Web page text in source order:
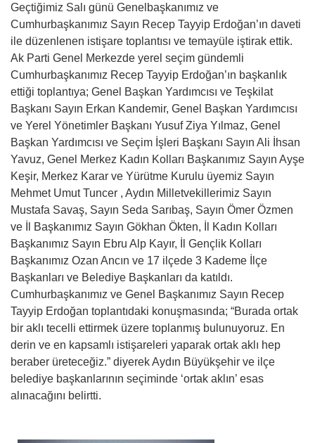
Geçtiğimiz Salı günü Genelbaşkanımız ve
Cumhurbaşkanımız Sayın Recep Tayyip Erdoğan’ın daveti
ile düzenlenen istişare toplantısı ve temayüle iştirak ettik.
Ak Parti Genel Merkezde yerel seçim gündemli
Cumhurbaşkanımız Recep Tayyip Erdoğan’ın başkanlık
ettiği toplantıya; Genel Başkan Yardımcısı ve Teşkilat
Başkanı Sayın Erkan Kandemir, Genel Başkan Yardımcısı
ve Yerel Yönetimler Başkanı Yusuf Ziya Yılmaz, Genel
Başkan Yardımcısı ve Seçim İşleri Başkanı Sayın Ali İhsan
Yavuz, Genel Merkez Kadın Kolları Başkanımız Sayın Ayşe
Keşir, Merkez Karar ve Yürütme Kurulu üyemiz Sayın
Mehmet Umut Tuncer , Aydın Milletvekillerimiz Sayın
Mustafa Savaş, Sayın Seda Sarıbaş, Sayın Ömer Özmen
ve İl Başkanımız Sayın Gökhan Ökten, İl Kadın Kolları
Başkanımız Sayın Ebru Alp Kayır, İl Gençlik Kolları
Başkanımız Ozan Ancın ve 17 ilçede 3 Kademe İlçe
Başkanları ve Belediye Başkanları da katıldı.
Cumhurbaşkanımız ve Genel Başkanımız Sayın Recep
Tayyip Erdoğan toplantıdaki konuşmasında; “Burada ortak
bir aklı tecelli ettirmek üzere toplanmış bulunuyoruz. En
derin ve en kapsamlı istişareleri yaparak ortak aklı hep
beraber üreteceğiz.” diyerek Aydın Büyükşehir ve ilçe
belediye başkanlarının seçiminde ‘ortak aklın’ esas
alınacağını belirtti.